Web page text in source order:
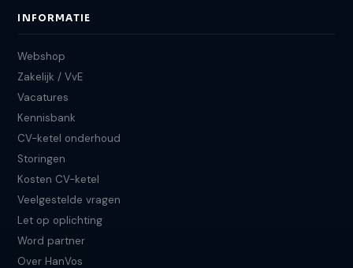
INFORMATIE
Webshop
Zakelijk / VvE
Vacatures
Kennisbank
CV-ketel onderhoud
Storingen
Kosten CV-ketel
Veelgestelde vragen
Let op oplichting
Word partner
Over HanVos